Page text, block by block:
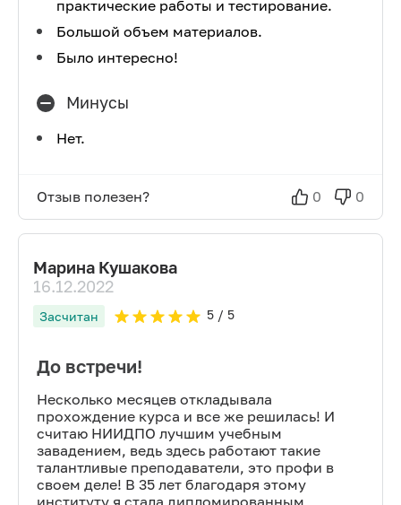
практические работы и тестирование.
Большой объем материалов.
Было интересно!
Минусы
Нет.
Отзыв полезен? 0 0
Марина Кушакова
16.12.2022
Засчитан 5/ 5
До встречи!
Несколько месяцев откладывала
прохождение курса и все же решилась! И
считаю НИИДПО лучшим учебным
завадением, ведь здесь работают такие
талантливые преподаватели, это профи в
своем деле! В 35 лет благодаря этому
институту я стала дипломированным